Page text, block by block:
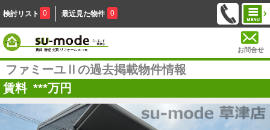
検討リスト 0 最近見た物件 0
お問合せ
ファミーユⅡの過去掲載物件情報
賃料 ***万円